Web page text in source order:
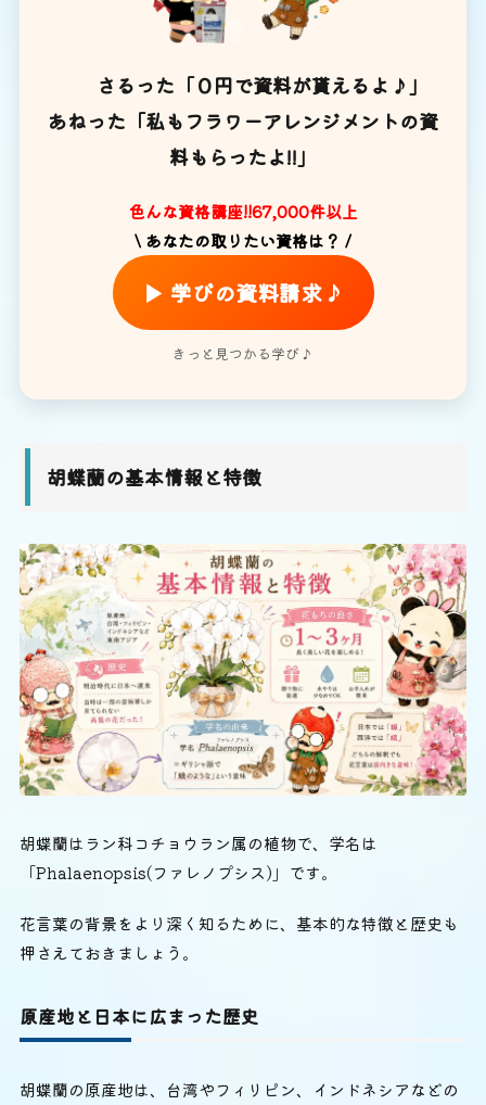
さるった「０円で資料が貰えるよ♪」
あねった「私もフラワーアレンジメントの資
料もらったよ!!」
色んな資格講座!!67,000件以上
\ あなたの取りたい資格は？ /
▶ 学びの資料請求♪
きっと見つかる学び♪
胡蝶蘭の基本情報と特徴
胡蝶蘭はラン科コチョウラン属の植物で、学名は
「Phalaenopsis(ファレノプシス)」です。
花言葉の背景をより深く知るために、基本的な特徴と歴史も
押さえておきましょう。
原産地と日本に広まった歴史
胡蝶蘭の原産地は、台湾やフィリピン、インドネシアなどの